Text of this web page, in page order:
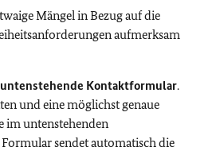
Mängel in Bezug auf die
aufmerksam
untenstehende Kontaktformular.
und eine möglichst genaue
im untenstehenden
sendet automatisch die